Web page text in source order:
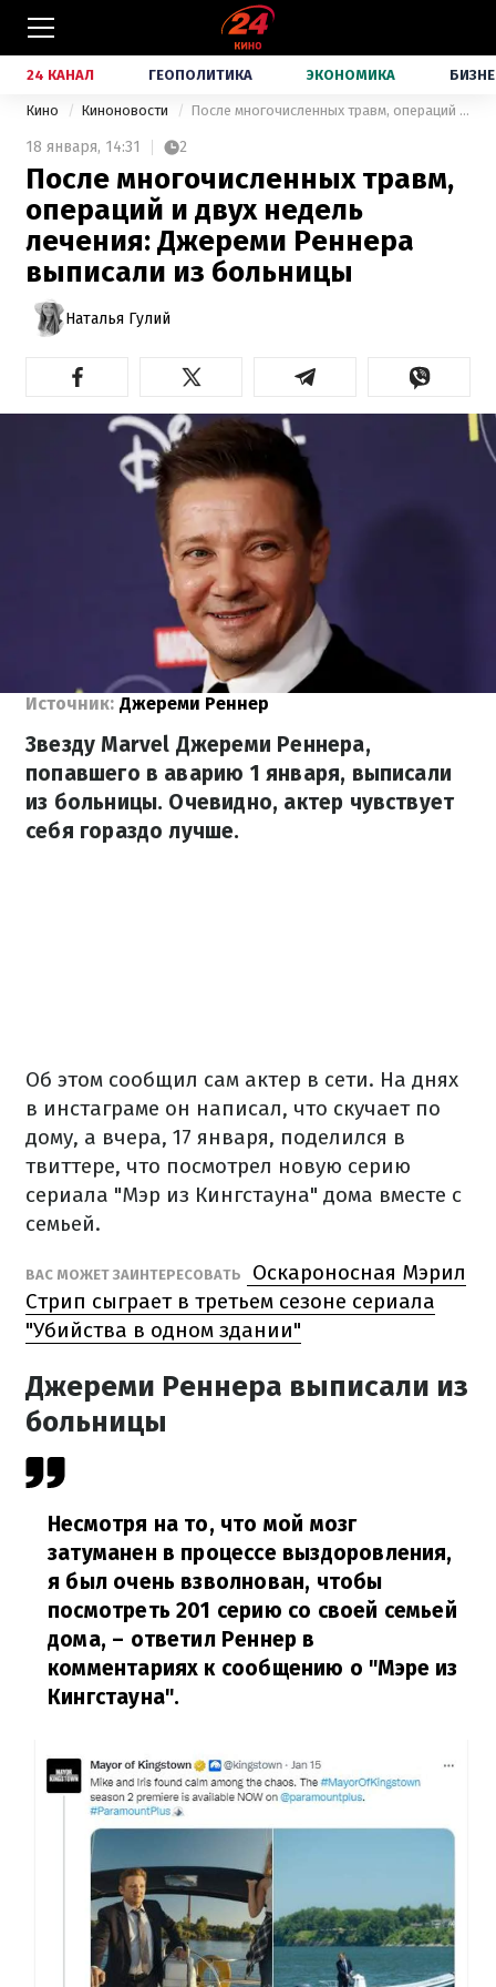
24 КАНАЛ ГЕОПОЛИТИКА ЭКОНОМИКА
Кино Киноновости После многочисленных травм, операций и двух недель лечения: Джереми Реннера выписали из больницы
18 января, 14:31 2
После многочисленных травм,
операций и двух недель
лечения: Джереми Реннера
выписали из больницы
Наталья Гулий
Источник: Джереми Реннер
Звезду Marvel Джереми Реннера,
попавшего в аварию 1 января, выписали
из больницы. Очевидно, актер чувствует
себя гораздо лучше.
Об этом сообщил сам актер в сети. На днях
в инстаграме он написал, что скучает по
дому, а вчера, 17 января, поделился в
твиттере, что посмотрел новую серию
сериала "Мэр из Кингстауна" дома вместе с
семьей.
ВАС МОЖЕТ ЗАИНТЕРЕСОВАТЬ
Оскароносная Мэрил
Стрип сыграет в третьем сезоне сериала
"Убийства в одном здании"
Джереми Реннера выписали из
больницы
Несмотря на то, что мой мозг
затуманен в процессе выздоровления,
я был очень взволнован, чтобы
посмотреть 201 серию со своей семьей
дома, – ответил Реннер в
комментариях к сообщению о "Мэре из
Кингстауна".